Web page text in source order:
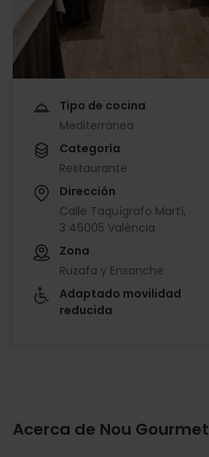
Tipo de cocina
Mediterránea
Categoría
Restaurante
Dirección
Calle Taquígrafo Martí,
3 46005 València
Zona
Ruzafa y Ensanche
Adaptado movilidad
reducida
Acerca de Nou Gourmet